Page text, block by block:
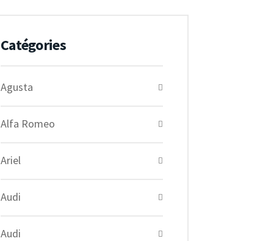
Catégories
Agusta
Alfa Romeo
Ariel
Audi
Audi